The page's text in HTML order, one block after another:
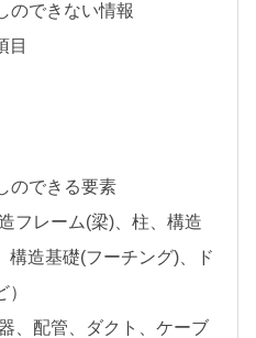
のできない情報
目
のできる要素
フレーム(梁)、柱、構造
構造基礎(フーチング)、ド
、配管、ダクト、ケーブ